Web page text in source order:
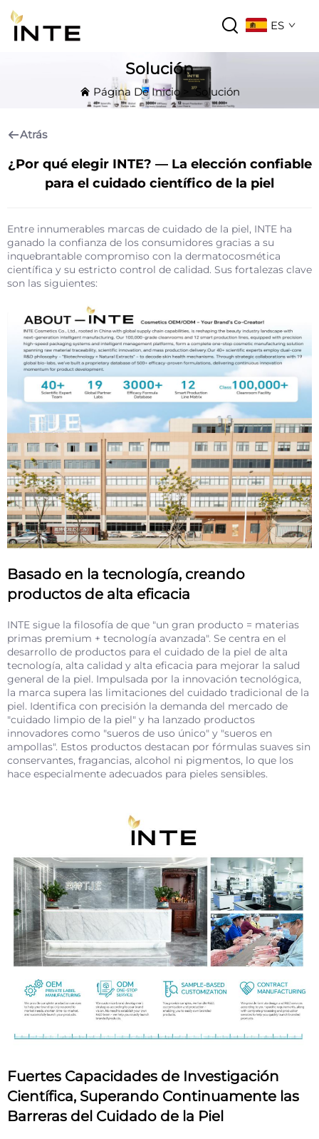
ES
Solución
Página De Inicio>Solución
Atrás
¿Por qué elegir INTE? — La elección confiable
para el cuidado científico de la piel
Entre innumerables marcas de cuidado de la piel, INTE ha
ganado la confianza de los consumidores gracias a su
inquebrantable compromiso con la dermatocosmética
científica y su estricto control de calidad. Sus fortalezas clave
son las siguientes:
Basado en la tecnología, creando
productos de alta eficacia
INTE sigue la filosofía de que "un gran producto = materias
primas premium + tecnología avanzada". Se centra en el
desarrollo de productos para el cuidado de la piel de alta
tecnología, alta calidad y alta eficacia para mejorar la salud
general de la piel. Impulsada por la innovación tecnológica,
la marca supera las limitaciones del cuidado tradicional de la
piel. Identifica con precisión la demanda del mercado de
"cuidado limpio de la piel" y ha lanzado productos
innovadores como "sueros de uso único" y "sueros en
ampollas". Estos productos destacan por fórmulas suaves sin
conservantes, fragancias, alcohol ni pigmentos, lo que los
hace especialmente adecuados para pieles sensibles.
Fuertes Capacidades de Investigación
Científica, Superando Continuamente las
Barreras del Cuidado de la Piel